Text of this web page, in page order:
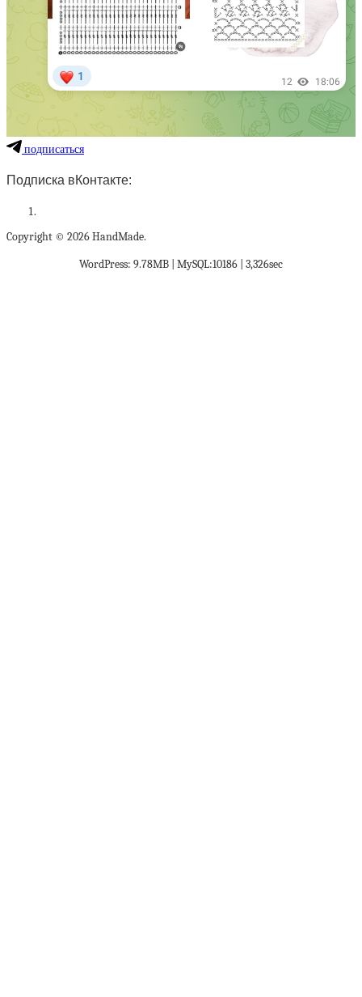
подписаться
Подписка вКонтакте:
Copyright © 2026 HandMade.
WordPress: 9.78MB | MySQL:10186 | 3,326sec